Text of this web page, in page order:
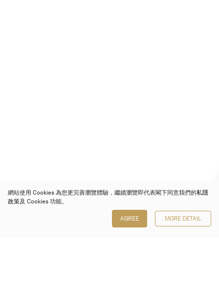
網站使用 Cookies 為您更完善瀏覽體驗，繼續瀏覽即代表閣下同意我們的私隱
政策及 Cookies 功能。
AGREE MORE DETAIL